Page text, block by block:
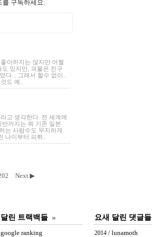
를 구독하세요.
아하지는 않지만 어쩔
있지만, 괴물은 친구
다... 그래서 할수 없이..
도 예..
고 생각한다. 전 세계에
까지는 뭐 기존 일본
는 사람수도 무지하게
나이부터 피튀..
Next ▶
린 트랙백들 »
ranking
요새 달린 댓글들
2014 / lunamoth